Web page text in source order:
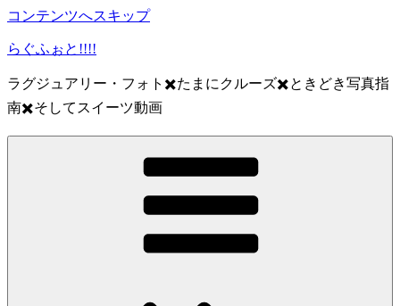
コンテンツへスキップ
らぐふぉと!!!!
ラグジュアリー・フォト✖️たまにクルーズ✖️ときどき写真指
南✖️そしてスイーツ動画